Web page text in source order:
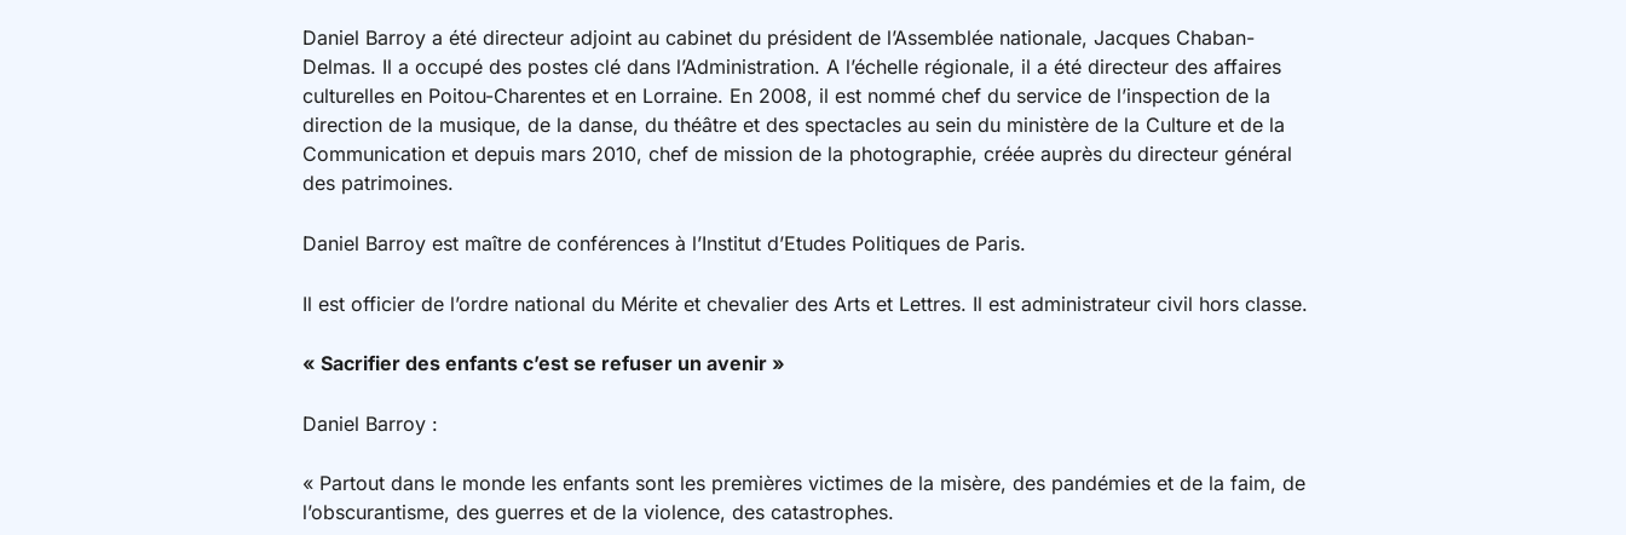
Daniel Barroy a été directeur adjoint au cabinet du président de l’Assemblée nationale, Jacques Chaban-
Delmas. Il a occupé des postes clé dans l’Administration. A l’échelle régionale, il a été directeur des affaires
culturelles en Poitou-Charentes et en Lorraine. En 2008, il est nommé chef du service de l’inspection de la
direction de la musique, de la danse, du théâtre et des spectacles au sein du ministère de la Culture et de la
Communication et depuis mars 2010, chef de mission de la photographie, créée auprès du directeur général
des patrimoines.
Daniel Barroy est maître de conférences à l’Institut d’Etudes Politiques de Paris.
Il est officier de l’ordre national du Mérite et chevalier des Arts et Lettres. Il est administrateur civil hors classe.
« Sacrifier des enfants c’est se refuser un avenir »
Daniel Barroy :
« Partout dans le monde les enfants sont les premières victimes de la misère, des pandémies et de la faim, de
l’obscurantisme, des guerres et de la violence, des catastrophes.